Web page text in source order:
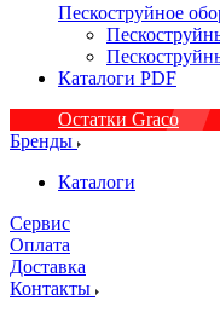
Пескоструйное
Каталоги PDF
Остатки Graco
Бренды
Каталоги
Сервис
Оплата
Доставка
Контакты